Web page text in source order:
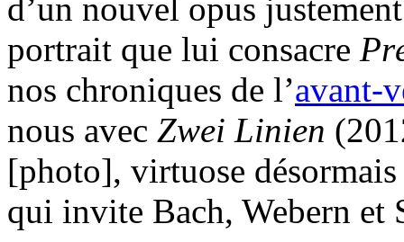
d’un nouvel opus
portrait que lui consacre
nos chroniques de l’avant-
nous avec Zwei Linien
[photo], virtuose
qui invite Bach, Webern et